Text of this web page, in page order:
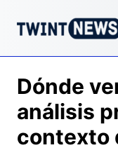
Dónde
análisis
contexto